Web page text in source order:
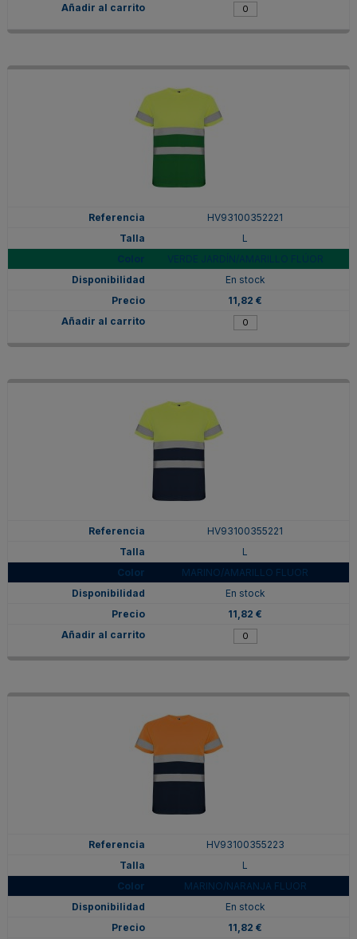
HV93100352221
L
En stock
11,82 €
HV93100355221
L
MARINO/AMARILLO FLUOR
En stock
11,82 €
HV93100355223
L
MARINO/NARANJA FLUOR
En stock
11,82 €